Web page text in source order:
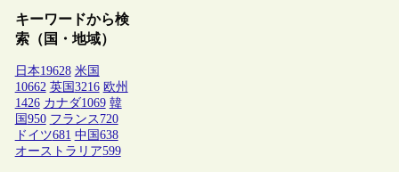
キーワードから検
索（国・地域）
日本19628 米国
10662 英国 3216 欧州
1426 カナダ1069 韓
国 950 フランス 720
ドイツ681 中国 638
オーストラリア599